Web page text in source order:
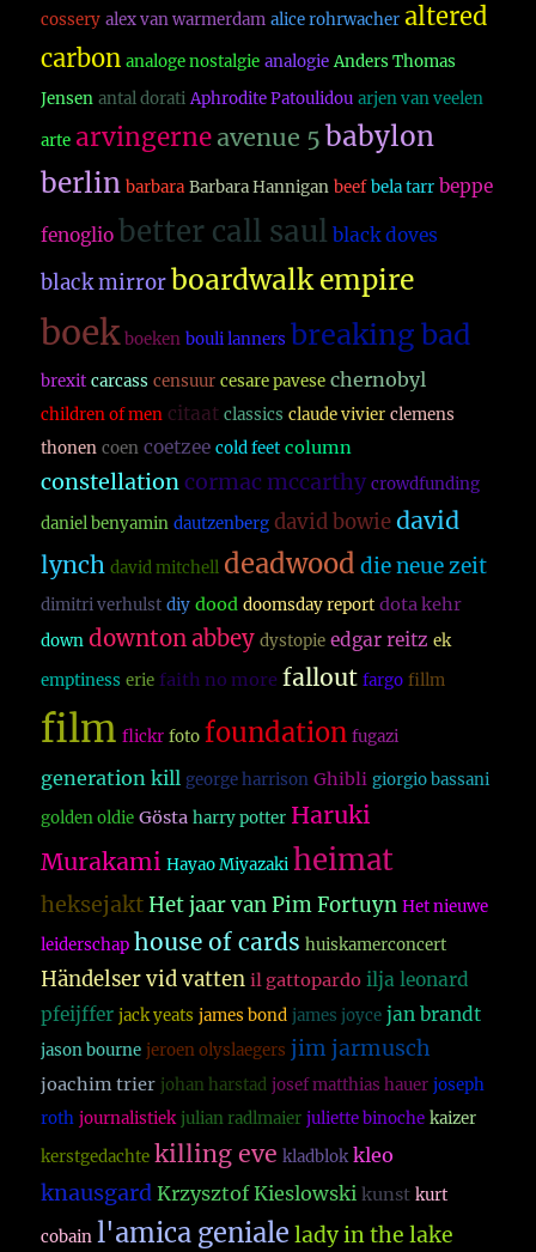
cossery alex van warmerdam alice rohrwacher altered
carbon analoge nostalgie analogie Anders Thomas
Jensen antal dorati Aphrodite Patoulidou arjen van veelen
arte arvingerne avenue 5 babylon
berlin barbara Barbara Hannigan beef bela tarr beppe
fenoglio better call saul black doves
black mirror boardwalk empire
boek boeken bouli lanners breaking bad
brexit carcass censuur cesare pavese chernobyl
children of men citaat classics claude vivier clemens
thonen coen coetzee cold feet column
constellationcormac mccarthy crowdfunding
daniel benyamin dautzenberg david bowie david
lynch david mitchell deadwood die neue zeit
dimitri verhulst diy dood doomsday report dota kehr
down downton abbey dystopie edgar reitz ek
emptiness erie faith no more fallout fargo fillm
film flickr foto foundation fugazi
generation kill george harrison Ghibli giorgio bassani
golden oldie Gösta harry potter Haruki
Murakami Hayao Miyazaki heimat
heksejakt Het jaar van Pim Fortuyn Het nieuwe
leiderschap house of cards huiskamerconcert
Händelser vid vatten il gattopardo ilja leonard
pfeijffer jack yeats james bond james joyce jan brandt
jason bourne jeroen olyslaegers jim jarmusch
joachim trier johan harstad josef matthias hauer joseph
roth journalistiek julian radlmaier juliette binoche kaizer
kerstgedachte killing eve kladblok kleo
knausgard Krzysztof Kieslowski kunst kurt
cobain l'amica geniale lady in the lake